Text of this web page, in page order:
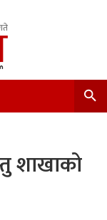
शाखाको